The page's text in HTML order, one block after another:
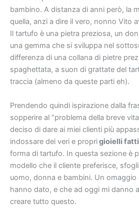
bambino. A distanza di anni però, la
quella, anzi a dire il vero, nonno Vito
Il tartufo è una pietra preziosa, un
una gemma che si sviluppa nel
differenza di una collana di pietre
spaghettata, a suon di grattate del
traccia (almeno da queste parti eh).
Prendendo quindi ispirazione dalla
sopperire al “problema della breve
deciso di dare ai miei clienti più
indossare dei veri e proprigioielli
forma di tartufo. In questa sezione è
modello che il cliente preferisce,
uomo, donna e bambini. Un omaggio
hanno dato, e che ad oggi mi danno
creare tutto questo.